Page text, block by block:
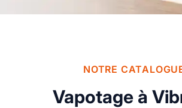
NOTRE
Vapotage à